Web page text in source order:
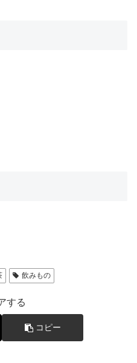
飲みもの
する
コピー